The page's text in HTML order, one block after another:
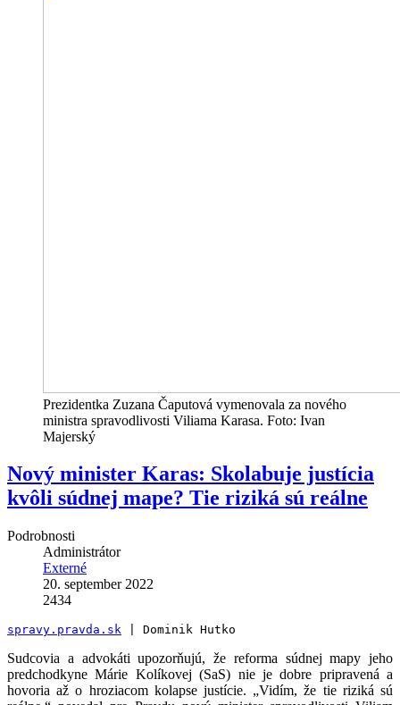
Prezidentka Zuzana Čaputová vymenovala za nového
ministra spravodlivosti Viliama Karasa. Foto: Ivan
Majerský
Nový minister Karas: Skolabuje justícia
kvôli súdnej mape? Tie riziká sú reálne
Podrobnosti
Administrátor
Externé
20. september 2022
2434
spravy.pravda.sk | Dominik Hutko
Sudcovia a advokáti upozorňujú, že reforma súdnej mapy jeho
predchodkyne Márie Kolíkovej (SaS) nie je dobre pripravená a
hovoria až o hroziacom kolapse justície. „Vidím, že tie riziká sú